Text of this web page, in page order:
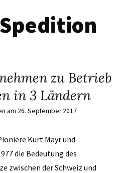
zu Betrieb
in 3 Ländern
am 26. September 2017
Kurt Mayr und
die Bedeutung des
zwischen der Schweiz und